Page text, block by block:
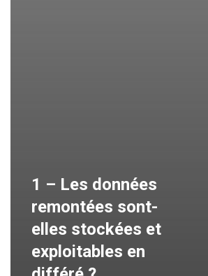
1 – Les données
remontées sont-
elles stockées et
exploitables en